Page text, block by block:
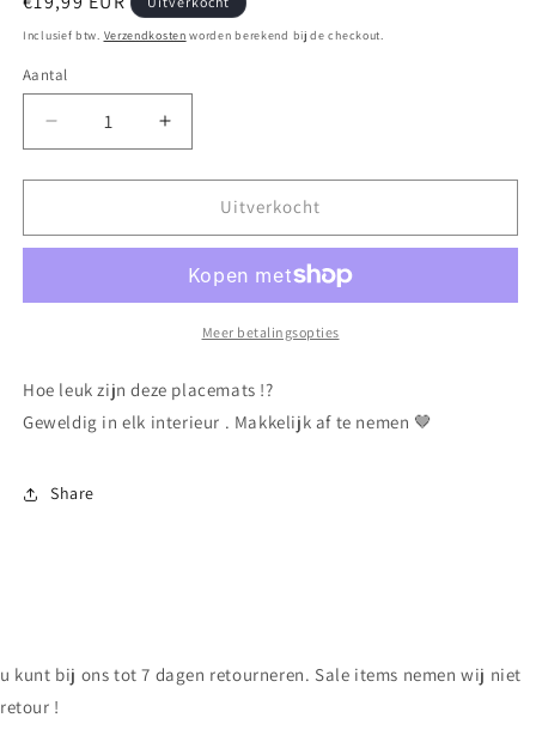
prijs
Inclusief btw. Verzendkosten worden berekend bij de checkout.
Aantal
Aantal
verlagen
voor
bone
Aantal
verhogen
voor
Placemat
bone
Uitverkocht
Meer betalingsopties
Hoe leuk zijn deze placemats !?
Geweldig in elk interieur . Makkelijk af te nemen 🤎
Share
u kunt bij ons tot 7 dagen retourneren. Sale items nemen wij niet
retour !